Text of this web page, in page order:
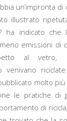
un’impronta
illustrato
ha indicato che
emissioni di
al vetro,
venivano
molto
le pratiche di
di